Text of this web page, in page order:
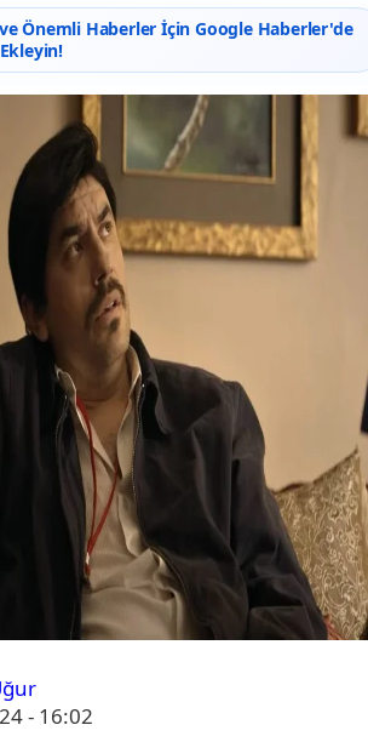
Önemli Haberler İçin Google Haberler'de
- 16:02